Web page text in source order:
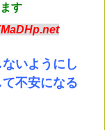
す
いようにし
不安になる